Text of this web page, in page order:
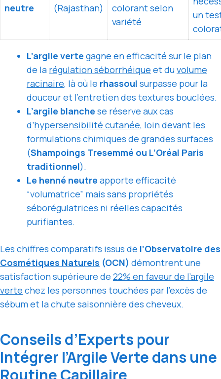
neutre
(Rajasthan)
colorant selon
variété
un
L’argile verte gagne en efficacité sur le plan
de la régulation séborrhéique et duvolume
racinaire, là où le rhassoul surpasse pour la
douceur et l’entretien des textures bouclées.
L’argile blanche se réserve aux cas
d’hypersensibilité cutanée, loin devant les
formulations chimiques de grandes surfaces
(Shampoings Tresemmé ou L’Oréal Paris
traditionnel).
Le henné neutre apporte efficacité
“volumatrice” mais sans propriétés
séborégulatrices ni réelles capacités
purifiantes.
Les chiffres comparatifs issus de l’Observatoire des
Cosmétiques Naturels (OCN) démontrent une
satisfaction supérieure de 22% en faveur de l’argile
verte chez les personnes touchées par l’excès de
sébum et la chute saisonnière des cheveux.
Conseils d’Experts pour
Intégrer l’Argile Verte dans une
Routine Capillaire